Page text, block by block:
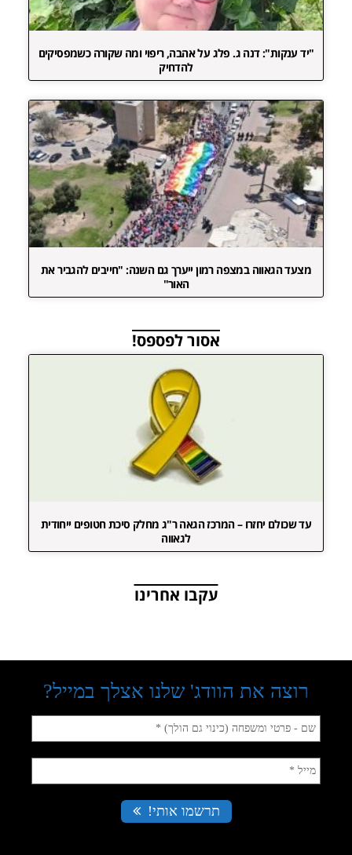
"יד ענקות": דנה ג. פלג על אהבה, ריפוי ומה שקורה כשמפסיקים
להדחיק
מצעד הגאווה במצפה רמון ייערך גם השנה: "חייבים להגביר את
האור"
אסור לפספס!
עד שכולם יחזרו – המרכז הגאה ר"ג מחלק סיכת חטופים ייחודית
לגאווה
עקבו אחרינו